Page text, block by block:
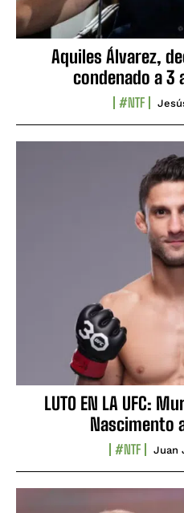
Aquiles Álvarez,
condenado a 3
#NTF
LUTO EN LA UFC:
Nascimento
#NTF Juan